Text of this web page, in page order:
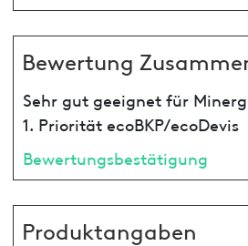
Bewertung
Sehr gut geeignet für
1. Priorität ecoBKP/ecoDevis
Bewertungsbestätigung
Produktangaben